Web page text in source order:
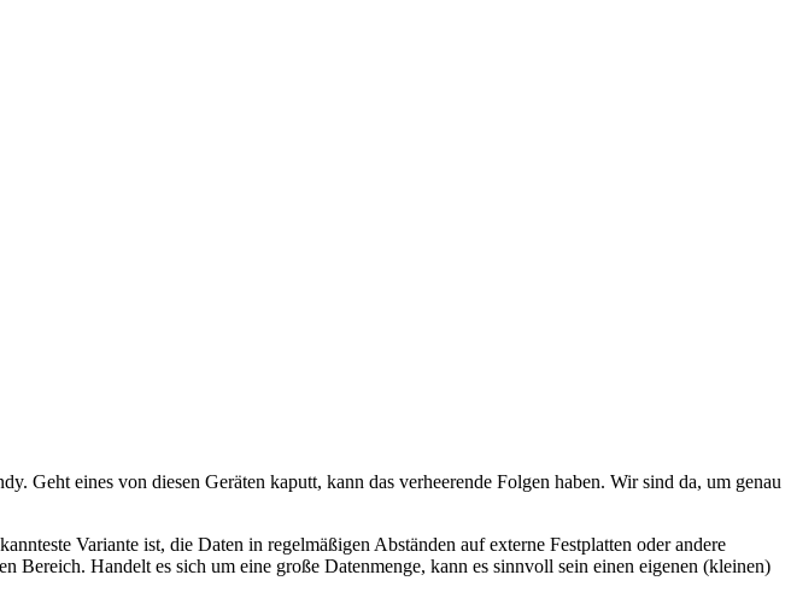
Geht eines von diesen Geräten kaputt, kann das verheerende Folgen haben. Wir sind da, um genau
Variante ist, die Daten in regelmäßigen Abständen auf externe Festplatten oder andere
Handelt es sich um eine große Datenmenge, kann es sinnvoll sein einen eigenen (kleinen)